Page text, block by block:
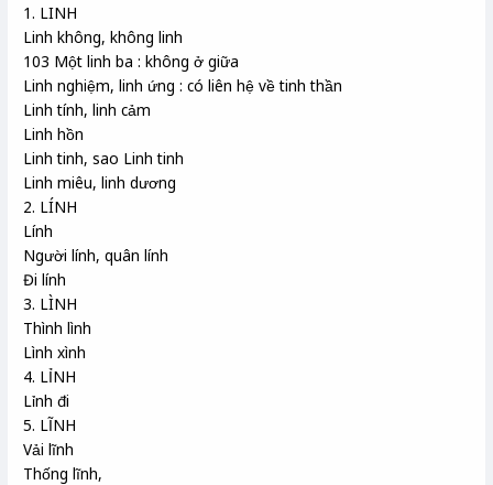
1. LINH
Linh không, không linh
103 Một linh ba : không ở giữa
Linh nghiệm, linh ứng : có liên hệ về tinh thần
Linh tính, linh cảm
Linh hồn
Linh tinh, sao Linh tinh
Linh miêu, linh dương
2. LÍNH
Lính
Người lính, quân lính
Đi lính
3. LÌNH
Thình lình
Lình xình
4. LỈNH
Lỉnh đi
5. LĨNH
Vải lĩnh
Thống lĩnh,